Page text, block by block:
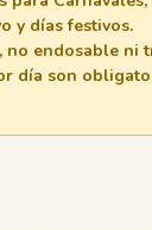
y días festivos.
no endosable ni
día son